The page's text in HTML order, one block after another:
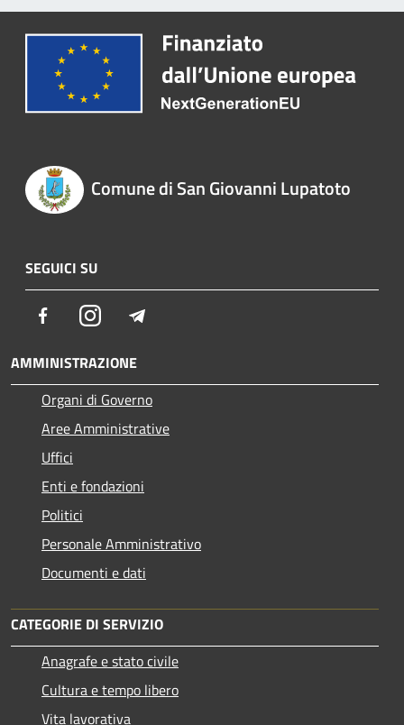
Comune di San Giovanni Lupatoto
SEGUICI SU
FacebookInstagram
AMMINISTRAZIONE
Organi di Governo
Aree Amministrative
Uffici
Enti e fondazioni
Politici
Personale Amministrativo
Documenti e dati
CATEGORIE DI SERVIZIO
Anagrafe e stato civile
Cultura e tempo libero
Vita lavorativa